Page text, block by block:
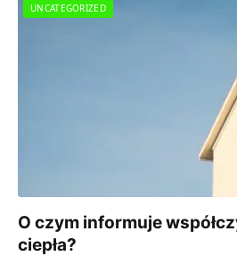
UNCATEGORIZED
O czym informuje
ciepła?